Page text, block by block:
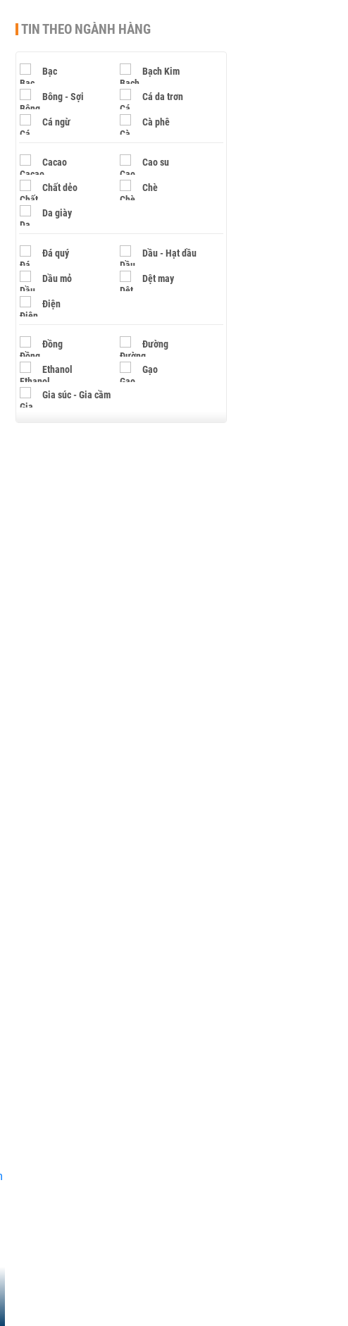
TIN THEO NGÀNH HÀNG
Bạc Bạch Kim
Bông - Sợi Cá da trơn
Cá ngừ Cà phê
Cacao Cao su
Chất dẻo Chè
Da giày
Đá quý Dầu - Hạt dầu
Dầu mỏ Dệt may
Điện
Đồng Đường
Ethanol Gạo
Gia súc - Gia cầm